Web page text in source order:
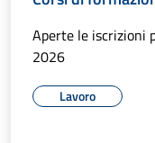
Aperte le iscrizioni
2026
Lavoro